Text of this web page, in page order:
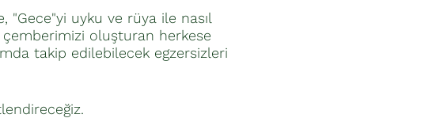
"Gece"yi uyku ve rüya ile nasıl
çemberimizi oluşturan herkese
takip edilebilecek egzersizleri